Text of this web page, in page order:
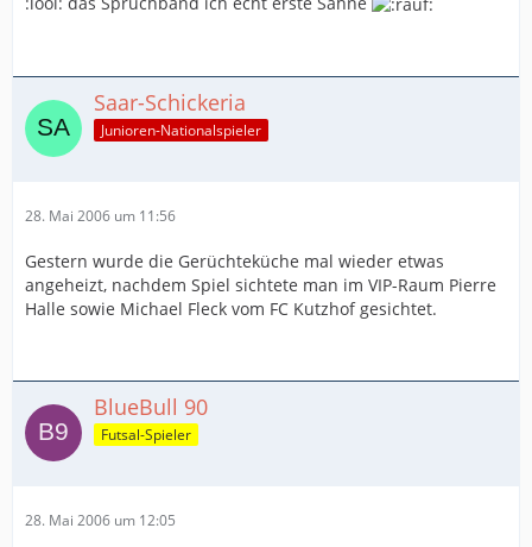
Saar-Schickeria
Junioren-Nationalspieler
28. Mai 2006 um 11:56
Gestern wurde die Gerüchteküche mal wieder etwas
angeheizt, nachdem Spiel sichtete man im VIP-Raum Pierre
Halle sowie Michael Fleck vom FC Kutzhof gesichtet.
BlueBull 90
Futsal-Spieler
28. Mai 2006 um 12:05